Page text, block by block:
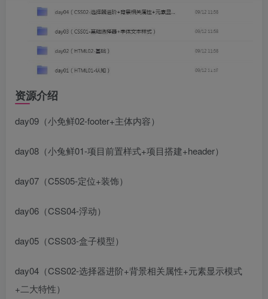
资源介绍
day09（小免鲜02-footer+主体内容）
day08（小兔鲜01-项目前置样式+项目搭建+header）
day07（C5S05-定位+装饰）
day06（CSS04-浮动）
day05（CSS03-盒子模型）
day04（CSS02-选择器进阶+背景相关属性+元素显示模式
+二大特性）